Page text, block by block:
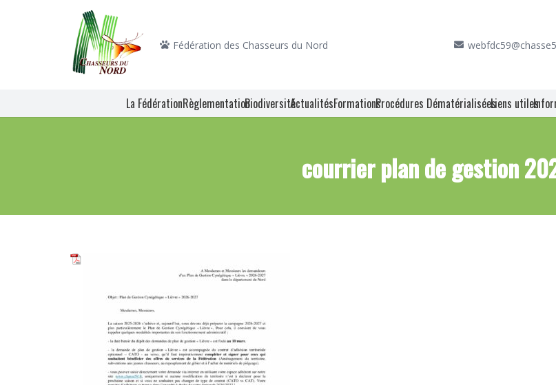
Fédération des Chasseurs du Nord
La FédérationRèglementationBiodiversitéActualitésFormationsProcédures DématérialiséesLiens utiles
courrier plan de gestion